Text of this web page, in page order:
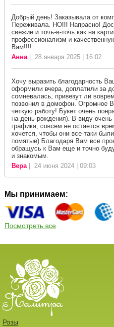
Добрый день! Заказывала от
Переживала. НО!!! Напрасно!
свежие и точь-в-точь как на
профессионализм и
Вам!!!!
Анна| 28 января 2025 | 16:02
Хочу выразить благодарность
оформили вчера, доплатили за
сомневалась, привезут ли
позвонил в домофон. Огромное
четкую работу! Букет очень
на день рождения). В виду очень
графика, совсем не остается
хочется, чтобы они все-таки
помятые) Благодаря Вам все
обращусь к Вам еще и точно
и знакомым.
Вера| 24 июня 2024 | 09:03
Мы принимаем:
Посмотреть все
Розы